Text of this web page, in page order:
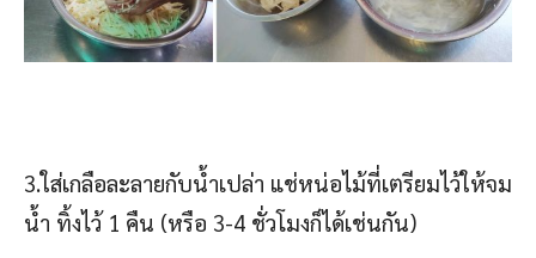
3.ใส่เกลือละลายกับน้ำเปล่า แช่หน่อไม้ที่เตรียมไว้ให้จม
น้ำ ทิ้งไว้ 1 คืน (หรือ 3-4 ชั่วโมงก็ได้เช่นกัน)